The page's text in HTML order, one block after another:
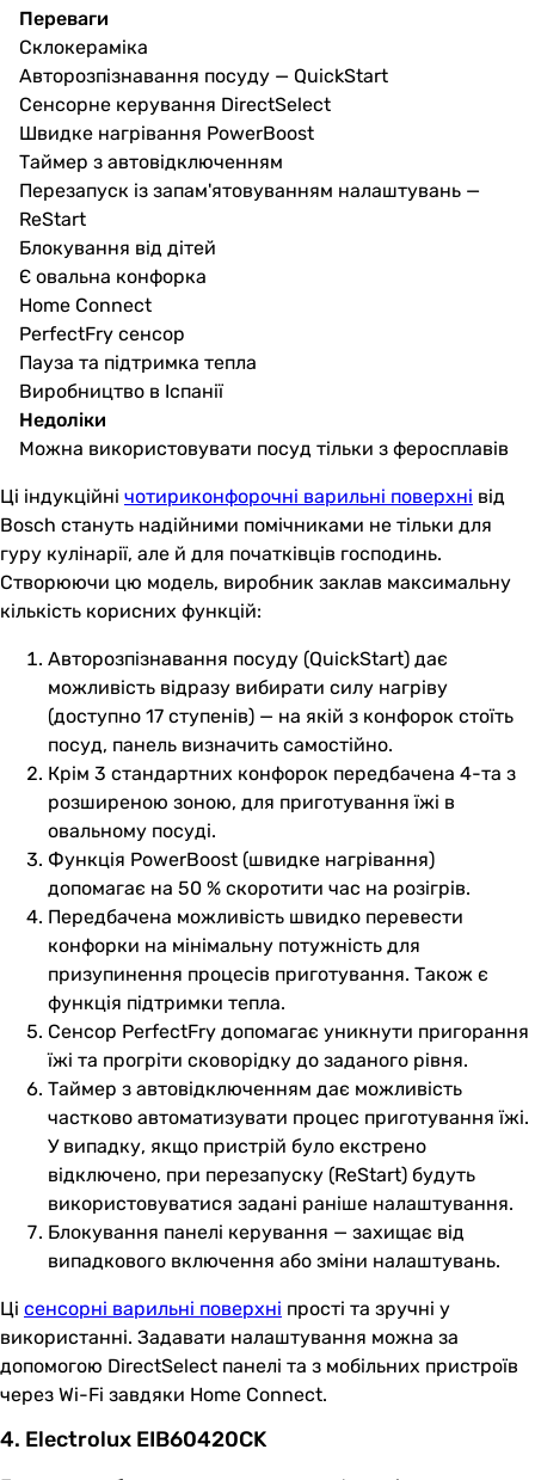
Переваги
Склокераміка
Авторозпізнавання посуду — QuickStart
Сенсорне керування DirectSelect
Швидке нагрівання PowerBoost
Таймер з автовідключенням
Перезапуск із запам'ятовуванням налаштувань —
ReStart
Блокування від дітей
Є овальна конфорка
Home Connect
PerfectFry сенсор
Пауза та підтримка тепла
Виробництво в Іспанії
Недоліки
Можна використовувати посуд тільки з феросплавів
Ці індукційні чотириконфорочні варильні поверхні від
Bosch стануть надійними помічниками не тільки для
гуру кулінарії, але й для початківців господинь.
Створюючи цю модель, виробник заклав максимальну
кількість корисних функцій:
Авторозпізнавання посуду (QuickStart) дає
можливість відразу вибирати силу нагріву
(доступно 17 ступенів) — на якій з конфорок стоїть
посуд, панель визначить самостійно.
Крім 3 стандартних конфорок передбачена 4-та з
розширеною зоною, для приготування їжі в
овальному посуді.
Функція PowerBoost (швидке нагрівання)
допомагає на 50 % скоротити час на розігрів.
Передбачена можливість швидко перевести
конфорки на мінімальну потужність для
призупинення процесів приготування. Також є
функція підтримки тепла.
Сенсор PerfectFry допомагає уникнути пригорання
їжі та прогріти сковорідку до заданого рівня.
Таймер з автовідключенням дає можливість
частково автоматизувати процес приготування їжі.
У випадку, якщо пристрій було екстрено
відключено, при перезапуску (ReStart) будуть
використовуватися задані раніше налаштування.
Блокування панелі керування — захищає від
випадкового включення або зміни налаштувань.
Ці сенсорні варильні поверхні прості та зручні у
використанні. Задавати налаштування можна за
допомогою DirectSelect панелі та з мобільних пристроїв
через Wi-Fi завдяки Home Connect.
4. Electrolux EIB60420CK